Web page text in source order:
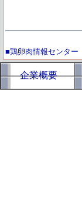
■鶏卵肉情報センター
企業概要